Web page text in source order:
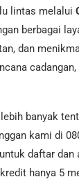
lintas melalui
berbagai
dan
banyak
kami di
untuk daftar dan
hanya 5